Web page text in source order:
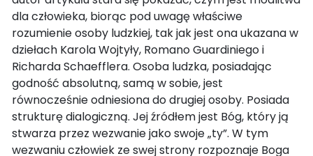
dla człowieka, biorąc pod uwagę właściwe
rozumienie osoby ludzkiej, tak jak jest ona ukazana w
dziełach Karola Wojtyły, Romano Guardiniego i
Richarda Schaefflera. Osoba ludzka, posiadając
godność absolutną, samą w sobie, jest
równocześnie odniesiona do drugiej osoby. Posiada
strukturę dialogiczną. Jej źródłem jest Bóg, który ją
stwarza przez wezwanie jako swoje „ty”. W tym
wezwaniu człowiek ze swej strony rozpoznaje Boga